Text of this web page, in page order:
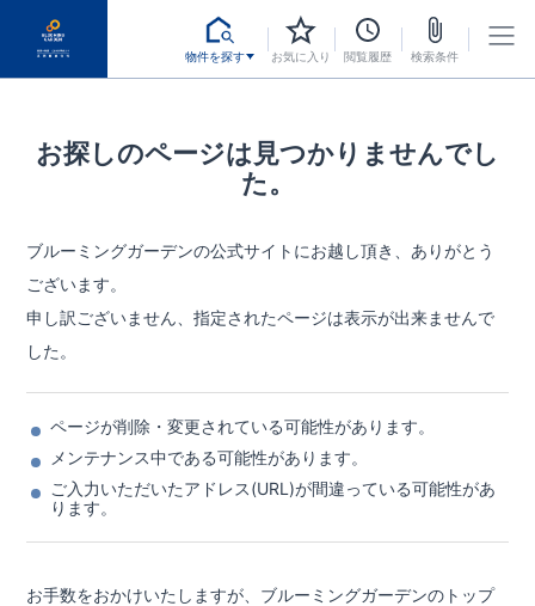
物件を探す お気に入り 閲覧履歴 検索条件
お探しのページは見つかりませんでし
た。
ブルーミングガーデンの公式サイトにお越し頂き、ありがとう
ございます。
申し訳ございません、指定されたページは表示が出来ませんで
した。
ページが削除・変更されている可能性があります。
メンテナンス中である可能性があります。
ご入力いただいたアドレス(URL)が間違っている可能性があ
ります。
お手数をおかけいたしますが、ブルーミングガーデンのトップ